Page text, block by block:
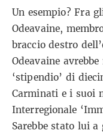
Un esempio? Fra
Odeavaine,
braccio destro
Odeavaine
‘stipendio’ di
Carminati e i suoi
Interregionale
Sarebbe stato lui